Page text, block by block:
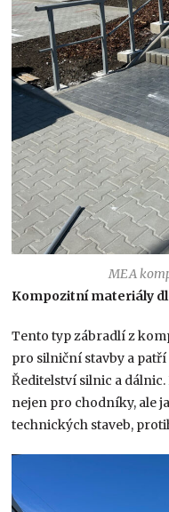
MEA
Kompozitní materiály
Tento typ zábradlí z
pro silniční stavby a
Ředitelství silnic a
nejen pro chodníky, ale
technických staveb,